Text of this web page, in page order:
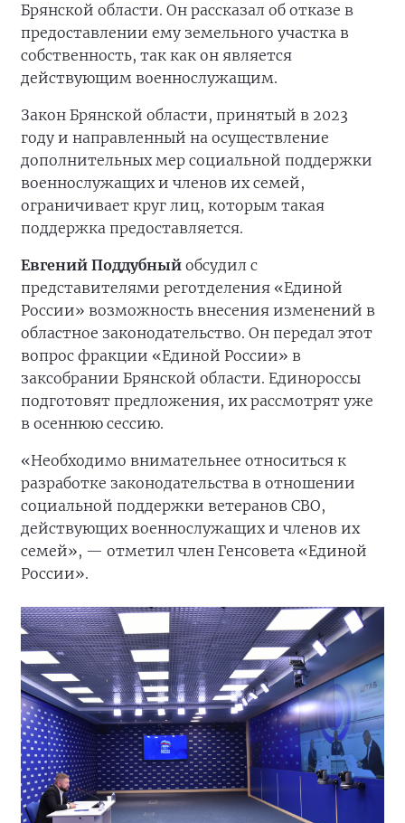
Брянской области. Он рассказал об отказе в
предоставлении ему земельного участка в
собственность, так как он является
действующим военнослужащим.
Закон Брянской области, принятый в 2023
году и направленный на осуществление
дополнительных мер социальной поддержки
военнослужащих и членов их семей,
ограничивает круг лиц, которым такая
поддержка предоставляется.
Евгений Поддубный обсудил с
представителями реготделения «Единой
России» возможность внесения изменений в
областное законодательство. Он передал этот
вопрос фракции «Единой России» в
заксобрании Брянской области. Единороссы
подготовят предложения, их рассмотрят уже
в осеннюю сессию.
«Необходимо внимательнее относиться к
разработке законодательства в отношении
социальной поддержки ветеранов СВО,
действующих военнослужащих и членов их
семей», — отметил член Генсовета «Единой
России».